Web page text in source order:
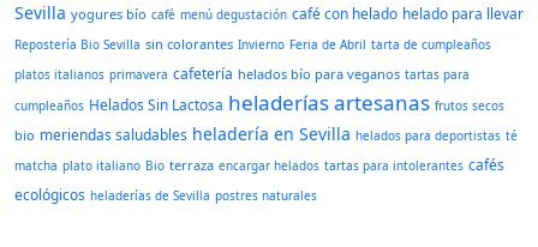
Sevilla yogures bío café menú degustación café con helado helado para llevar
Repostería Bio Sevilla sin colorantes Invierno Feria de Abril tarta de cumpleaños
platos italianos primavera cafetería helados bío para veganos tartas para
cumpleaños Helados Sin Lactosa heladerías artesanas frutos secos
bio meriendas saludables heladería en Sevilla helados para deportistas té
matcha plato italiano Bio terraza encargar helados tartas para intolerantes cafés
ecológicos heladerías de Sevilla postres naturales